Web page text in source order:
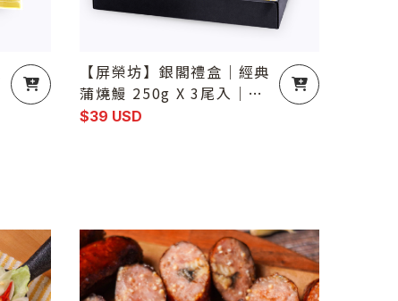
【屏榮坊】銀閣禮盒｜經典
蒲燒鰻 250g X 3尾入｜榮
獲水產精品獎-水產界的米
$39 USD